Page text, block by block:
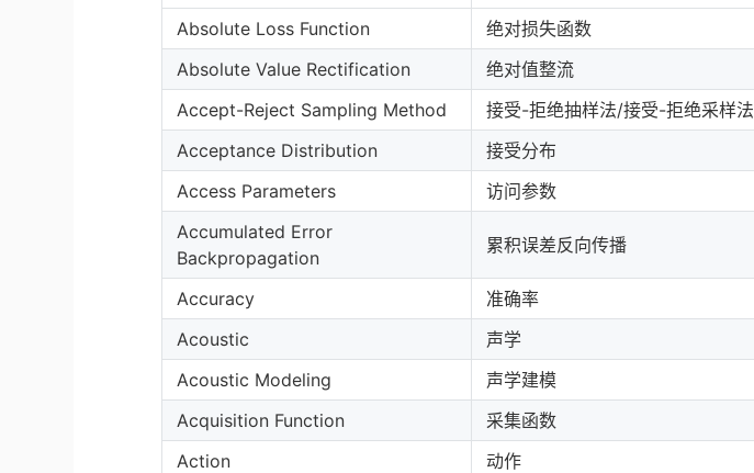
Absolute Loss Function
绝对损失函数
Absolute Value Rectification
绝对值整流
Accept-Reject Sampling Method
接受-拒绝抽样法/接受-拒绝采样法
Acceptance Distribution
接受分布
Access Parameters
访问参数
Accumulated Error
Backpropagation
累积误差反向传播
Accuracy 准确率
Acoustic
声学
Acoustic Modeling
声学建模
Acquisition Function
采集函数
Action
动作